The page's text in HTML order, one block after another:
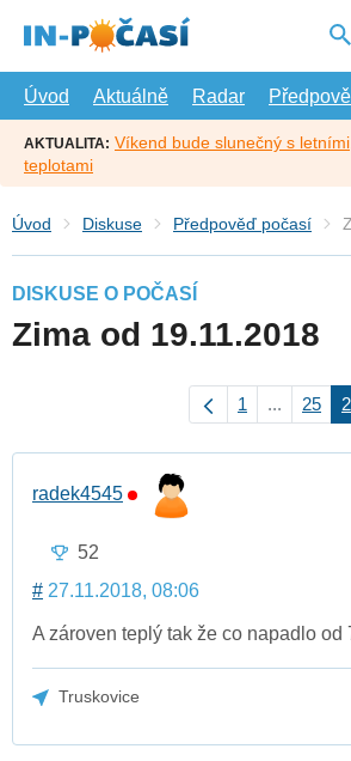
hlavní
Úvod
Aktuálně Radar
AKTUALITA: Víkend bude slunečný s
teplotami
Úvod Diskuse Předpověď počasí
DISKUSE O POČASÍ
Zima od 19.11.2018
1 ... 25
radek4545
52
# 27.11.2018, 08:06
A zároven teplý tak že co napadlo od
Truskovice